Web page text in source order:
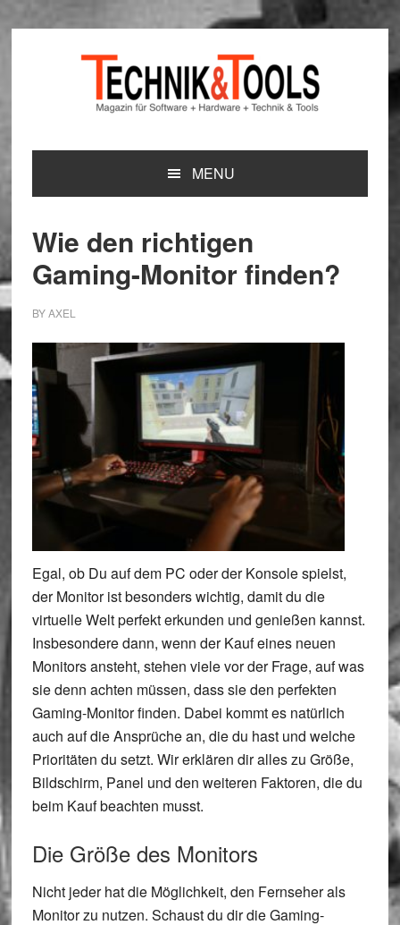
Hauptnavigation
Inhalt
Seitenspalte
MENU
Wie den richtigen
Gaming-Monitor finden?
BYAXEL
Egal, ob Du auf dem PC oder der Konsole spielst,
der Monitor ist besonders wichtig, damit du die
virtuelle Welt perfekt erkunden und genießen kannst.
Insbesondere dann, wenn der Kauf eines neuen
Monitors ansteht, stehen viele vor der Frage, auf was
sie denn achten müssen, dass sie den perfekten
Gaming-Monitor finden. Dabei kommt es natürlich
auch auf die Ansprüche an, die du hast und welche
Prioritäten du setzt. Wir erklären dir alles zu Größe,
Bildschirm, Panel und den weiteren Faktoren, die du
beim Kauf beachten musst.
Die Größe des Monitors
Nicht jeder hat die Möglichkeit, den Fernseher als
Monitor zu nutzen. Schaust du dir die Gaming-